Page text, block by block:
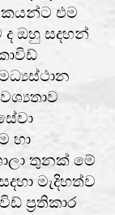
එම
ද ඔහු සදහන්
හා
තුනක් මේ
මැදිහත්ව
ප්‍රතිකාර